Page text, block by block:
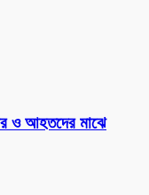
ও আহতদের মাঝে